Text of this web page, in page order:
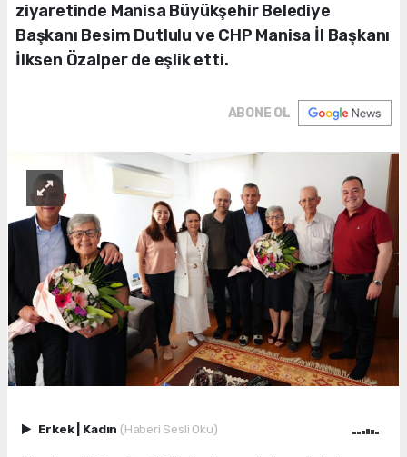
ziyaretinde Manisa Büyükşehir Belediye
Başkanı Besim Dutlulu ve CHP Manisa İl Başkanı
İlksen Özalper de eşlik etti.
ABONE OL
Erkek Kadın (Haberi Sesli Oku)